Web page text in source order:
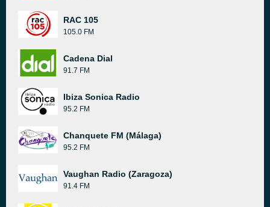
RAC 105
105.0 FM
Cadena Dial
91.7 FM
Ibiza Sonica Radio
95.2 FM
Chanquete FM (Málaga)
95.2 FM
Vaughan Radio (Zaragoza)
91.4 FM